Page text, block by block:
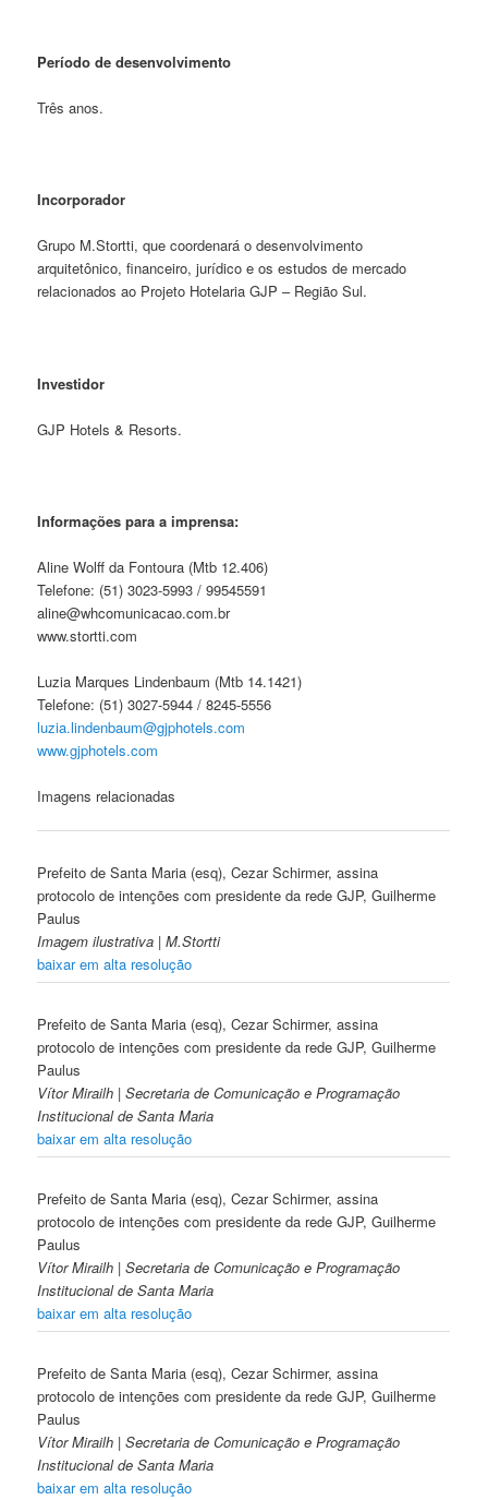
Período de desenvolvimento
Três anos.
Incorporador
Grupo M.Stortti, que coordenará o desenvolvimento
arquitetônico, financeiro, jurídico e os estudos de mercado
relacionados ao Projeto Hotelaria GJP – Região Sul.
Investidor
GJP Hotels & Resorts.
Informações para a imprensa:
Aline Wolff da Fontoura (Mtb 12.406)
Telefone: (51) 3023-5993 / 99545591
aline@whcomunicacao.com.br
www.stortti.com
Luzia Marques Lindenbaum (Mtb 14.1421)
Telefone: (51) 3027-5944 / 8245-5556
luzia.lindenbaum@gjphotels.com
www.gjphotels.com
Imagens relacionadas
Prefeito de Santa Maria (esq), Cezar Schirmer, assina
protocolo de intenções com presidente da rede GJP, Guilherme
Paulus
Imagem ilustrativa | M.Stortti
baixar em alta resolução
Prefeito de Santa Maria (esq), Cezar Schirmer, assina
protocolo de intenções com presidente da rede GJP, Guilherme
Paulus
Vítor Mirailh | Secretaria de Comunicação e Programação
Institucional de Santa Maria
baixar em alta resolução
Prefeito de Santa Maria (esq), Cezar Schirmer, assina
protocolo de intenções com presidente da rede GJP, Guilherme
Paulus
Vítor Mirailh | Secretaria de Comunicação e Programação
Institucional de Santa Maria
baixar em alta resolução
Prefeito de Santa Maria (esq), Cezar Schirmer, assina
protocolo de intenções com presidente da rede GJP, Guilherme
Paulus
Vítor Mirailh | Secretaria de Comunicação e Programação
Institucional de Santa Maria
baixar em alta resolução